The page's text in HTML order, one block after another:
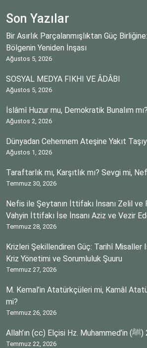
Son Yazılar
Bir Asırlık Parçalanmışlıktan Güç
Bölgenin Yeniden İnşası
Ağustos 5, 2026
SOSYAL MEDYA FIKHI VE ÂDÂBI
Ağustos 5, 2026
İslâmî Huzur mu, Demokratik Bunalım mı?
Ağustos 2, 2026
Dünyadan Cehennem Ateşine Yakıt
Ağustos 1, 2026
Taraftarlık mı, Karşıtlık mı? Sevgi mi,
Temmuz 30, 2026
Nefis ile Şeytanın İttifakı İnsanı Zelil ve
Vahyin İttifakı İse İnsanı Aziz ve Vezir
Temmuz 28, 2026
Krizleri Şekillendiren Güç: Tarihî Misaller
Kriz Yönetimi ve Sorumluluk Şuuru
Temmuz 27, 2026
M. Kemal’in Atatürkçüleri mi, Kamâl
mi?
Temmuz 26, 2026
Temmuz 22, 2026